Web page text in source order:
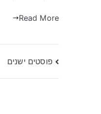
Read More
ניווט
פוסטים ישנים